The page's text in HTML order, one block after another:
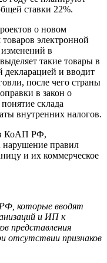
ставки 22%.
о новом
электронной
в
такие товары в
декларацией и вводит
после чего страны
в закон о
склада
внутренних налогов.
в КоАП РФ,
нарушение правил
и их коммерческое
которые вводят
и ИП к
представления
отсутствии признаков